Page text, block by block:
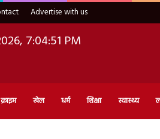
Advertise with us
7:04:52 PM
क्राइम खेल धर्म शिक्षा स्वास्थ्य